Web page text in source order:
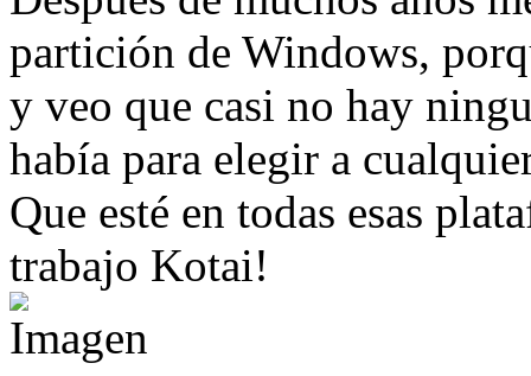
partición de Windows,
y veo que casi no hay
había para elegir a
Que esté en todas esas
trabajo Kotai!